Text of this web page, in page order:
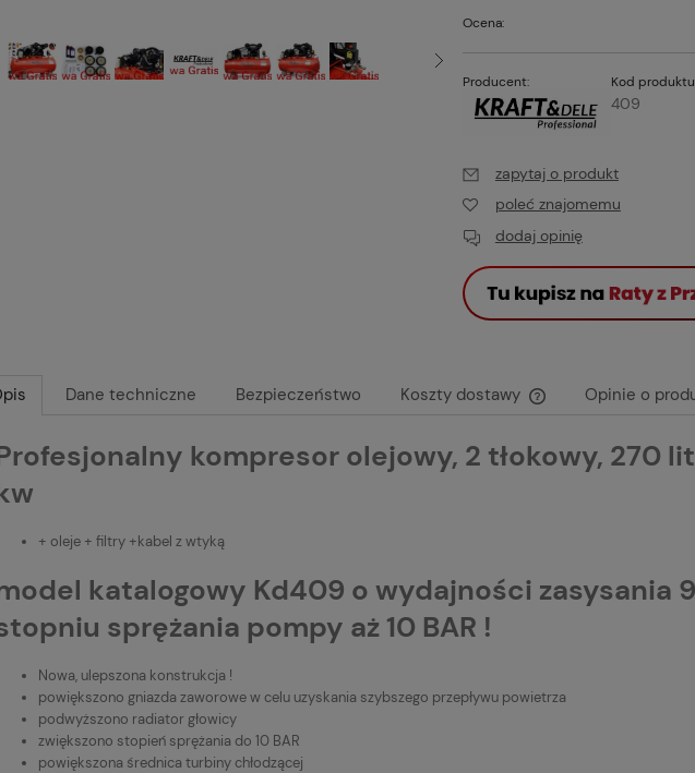
Ocena:
Producent: Kod
409
zapytaj o produkt
poleć znajomemu
dodaj opinię
Dane techniczne Bezpieczeństwo Koszty dostawy
Cena nie zawiera
płatności
Opinie o
kompresor olejowy, 2 tłokowy, 270
+ oleje + filtry +kabel z wtyką
katalogowy Kd409 o wydajności zasysania
sprężania pompy aż 10 BAR !
Nowa, ulepszona konstrukcja !
powiększono gniazda zaworowe w celu uzyskania szybszego przepływu powietrza
podwyższono radiator głowicy
zwiększono stopień sprężania do 10 BAR
powiększona średnica turbiny chłodzącej